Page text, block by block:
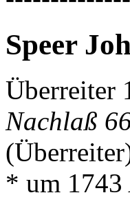
Speer
Überreiter
Nachlaß
* um